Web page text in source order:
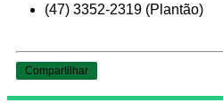
(47) 3352-2319 (Plantão)
Compartilhar